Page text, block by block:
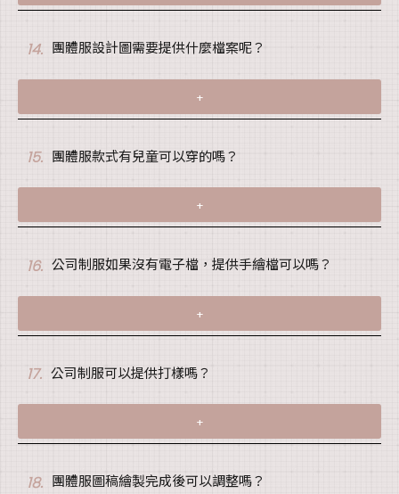
14. 團體服設計圖需要提供什麼檔案呢？
+
15. 團體服款式有兒童可以穿的嗎？
+
16. 公司制服如果沒有電子檔，提供手繪檔可以嗎？
+
17. 公司制服可以提供打樣嗎？
+
18. 團體服圖稿繪製完成後可以調整嗎？